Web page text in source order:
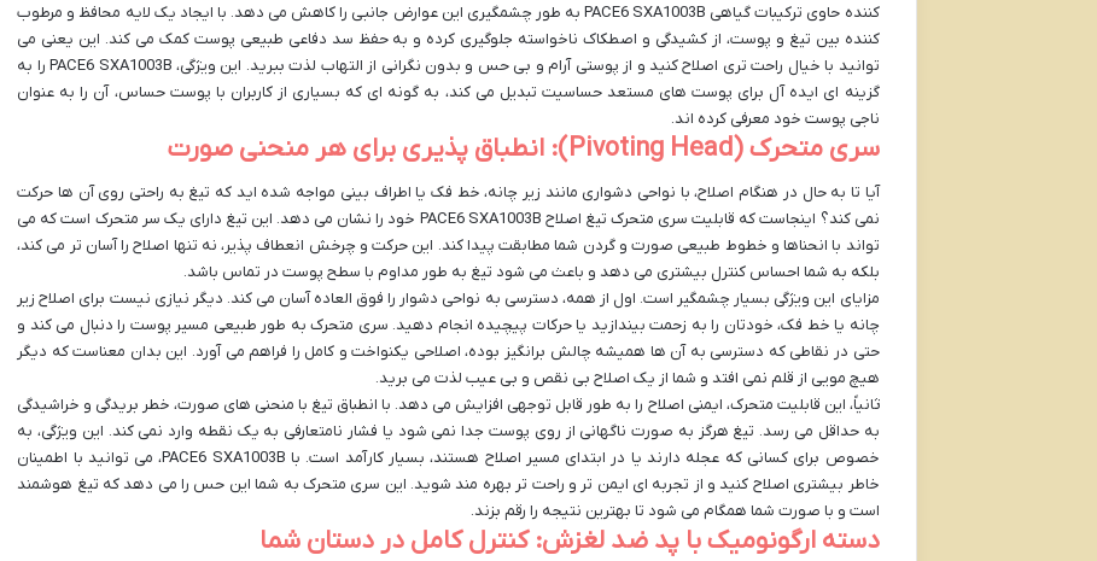
کننده حاوی ترکیبات گیاهی PACE6 SXA1003B به طور چشمگیری این عوارض جانبی را کاهش می دهد. با ایجاد یک لایه محافظ و مرطوب
کننده بین تیغ و پوست، از کشیدگی و اصطکاک ناخواسته جلوگیری کرده و به حفظ سد دفاعی طبیعی پوست کمک می کند. این یعنی می
توانید با خیال راحت تری اصلاح کنید و از پوستی آرام و بی حس و بدون نگرانی از التهاب لذت ببرید. این ویژگی، PACE6 SXA1003B را به
گزینه ای ایده آل برای پوست های مستعد حساسیت تبدیل می کند، به گونه ای که بسیاری از کاربران با پوست حساس، آن را به عنوان
ناجی پوست خود معرفی کرده اند.
سری متحرک (Pivoting Head): انطباق پذیری برای هر منحنی صورت
آیا تا به حال در هنگام اصلاح، با نواحی دشواری مانند زیر چانه، خط فک یا اطراف بینی مواجه شده اید که تیغ به راحتی روی آن ها حرکت
نمی کند؟ اینجاست که قابلیت سری متحرک تیغ اصلاح PACE6 SXA1003B خود را نشان می دهد. این تیغ دارای یک سر متحرک است که می
تواند با انحناها و خطوط طبیعی صورت و گردن شما مطابقت پیدا کند. این حرکت و چرخش انعطاف پذیر، نه تنها اصلاح را آسان تر می کند،
بلکه به شما احساس کنترل بیشتری می دهد و باعث می شود تیغ به طور مداوم با سطح پوست در تماس باشد.
مزایای این ویژگی بسیار چشمگیر است. اول از همه، دسترسی به نواحی دشوار را فوق العاده آسان می کند. دیگر نیازی نیست برای اصلاح زیر
چانه یا خط فک، خودتان را به زحمت بیندازید یا حرکات پیچیده انجام دهید. سری متحرک به طور طبیعی مسیر پوست را دنبال می کند و
حتی در نقاطی که دسترسی به آن ها همیشه چالش برانگیز بوده، اصلاحی یکنواخت و کامل را فراهم می آورد. این بدان معناست که دیگر
هیچ مویی از قلم نمی افتد و شما از یک اصلاح بی نقص و بی عیب لذت می برید.
ثانیاً، این قابلیت متحرک، ایمنی اصلاح را به طور قابل توجهی افزایش می دهد. با انطباق تیغ با منحنی های صورت، خطر بریدگی و خراشیدگی
به حداقل می رسد. تیغ هرگز به صورت ناگهانی از روی پوست جدا نمی شود یا فشار نامتعارفی به یک نقطه وارد نمی کند. این ویژگی، به
خصوص برای کسانی که عجله دارند یا در ابتدای مسیر اصلاح هستند، بسیار کارآمد است. با PACE6 SXA1003B، می توانید با اطمینان
خاطر بیشتری اصلاح کنید و از تجربه ای ایمن تر و راحت تر بهره مند شوید. این سری متحرک به شما این حس را می دهد که تیغ هوشمند
است و با صورت شما همگام می شود تا بهترین نتیجه را رقم بزند.
دسته ارگونومیک با پد ضد لغزش: کنترل کامل در دستان شما